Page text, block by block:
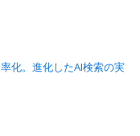
化。進化したAI検索の実